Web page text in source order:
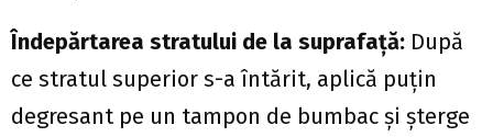
Îndepărtarea stratului de la suprafață: După
ce stratul superior s-a întărit, aplică puțin
degresant pe un tampon de bumbac și șterge